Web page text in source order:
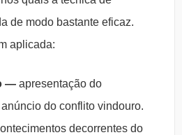
de modo bastante eficaz.
aplicada:
— apresentação do
do conflito vindouro.
decorrentes do